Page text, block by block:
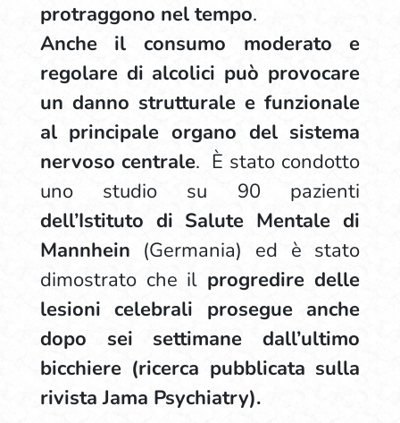
protraggono nel tempo.
Anche il consumo moderato e
regolare di alcolici può provocare
un danno strutturale e funzionale
al principale organo del sistema
nervoso centrale. È stato condotto
uno studio su 90 pazienti
dell’Istituto di Salute Mentale di
Mannhein (Germania) ed è stato
dimostrato che il progredire delle
lesioni celebrali prosegue anche
dopo sei settimane dall’ultimo
bicchiere (ricerca pubblicata sulla
rivista Jama Psychiatry).